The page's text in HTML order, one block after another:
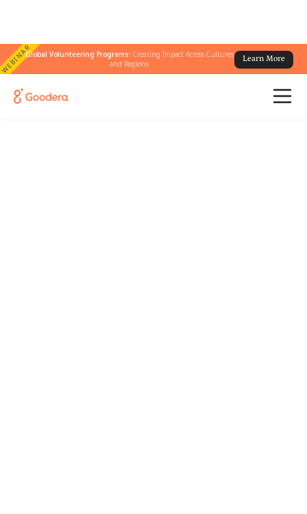
WEBINARGlobal Volunteering Programs: Creating Impact Across Cultures
and Regions
Learn More